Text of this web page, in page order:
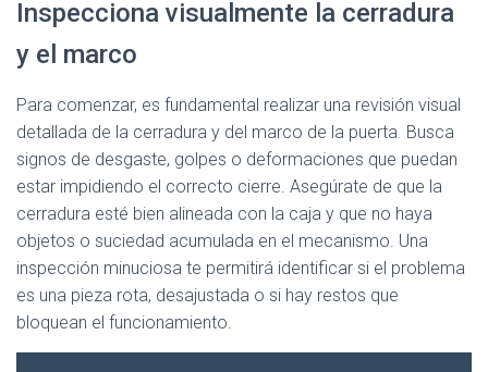
Inspecciona visualmente la cerradura
y el marco
Para comenzar, es fundamental realizar una revisión visual
detallada de la cerradura y del marco de la puerta. Busca
signos de desgaste, golpes o deformaciones que puedan
estar impidiendo el correcto cierre. Asegúrate de que la
cerradura esté bien alineada con la caja y que no haya
objetos o suciedad acumulada en el mecanismo. Una
inspección minuciosa te permitirá identificar si el problema
es una pieza rota, desajustada o si hay restos que
bloquean el funcionamiento.